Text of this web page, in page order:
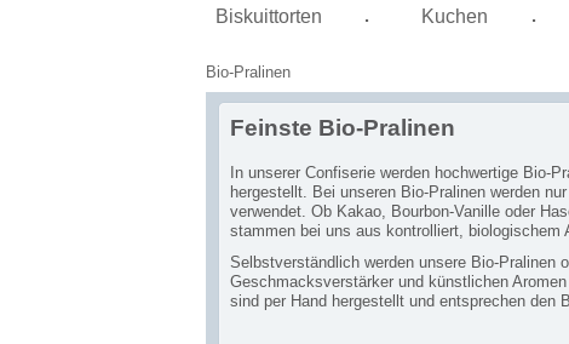
Biskuittorten
. Kuchen .
Bio-Pralinen
Feinste Bio-Pralinen
In unserer Confiserie werden hochwertige Bio-
hergestellt. Bei unseren Bio-Pralinen werden
verwendet. Ob Kakao, Bourbon-Vanille oder
stammen bei uns aus kontrolliert, biologischem
Selbstverständlich werden unsere Bio-Pralinen
Geschmacksverstärker und künstlichen
sind per Hand hergestellt und entsprechen den